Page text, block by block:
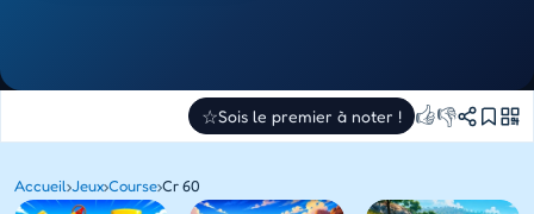
☆Sois le premier à noter ! 👍👎
Accueil›Jeux›Course›Cr 60